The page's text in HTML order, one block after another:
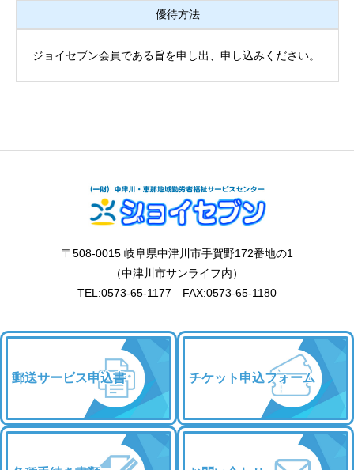
優待方法
ジョイセブン会員である旨を申し出、申し込みください。
〒508-0015 岐阜県中津川市手賀野172番地の1
（中津川市サンライフ内）
TEL:0573-65-1177 FAX:0573-65-1180
郵送サービス申込書 チケット申込フォーム